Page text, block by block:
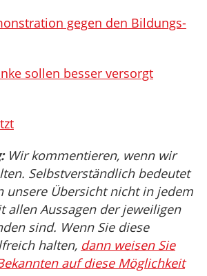
gegen den Bildungs-
sollen besser versorgt
Wir kommentieren, wenn wir
Selbstverständlich bedeutet
unsere Übersicht nicht in jedem
allen Aussagen der jeweiligen
sind. Wenn Sie diese
halten, dann weisen Sie
auf diese Möglichkeit